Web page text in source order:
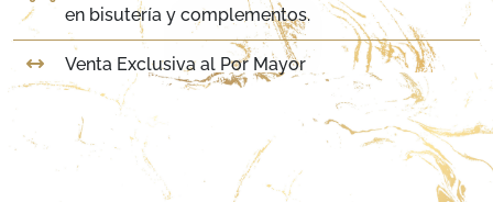
en bisutería y complementos.
Venta Exclusiva al Por Mayor